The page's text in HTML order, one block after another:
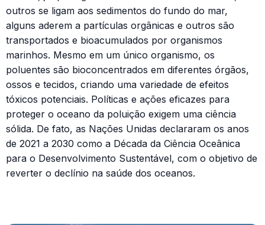
outros se ligam aos sedimentos do fundo do mar,
alguns aderem a partículas orgânicas e outros são
transportados e bioacumulados por organismos
marinhos. Mesmo em um único organismo, os
poluentes são bioconcentrados em diferentes órgãos,
ossos e tecidos, criando uma variedade de efeitos
tóxicos potenciais. Políticas e ações eficazes para
proteger o oceano da poluição exigem uma ciência
sólida. De fato, as Nações Unidas declararam os anos
de 2021 a 2030 como a Década da Ciência Oceânica
para o Desenvolvimento Sustentável, com o objetivo de
reverter o declínio na saúde dos oceanos.